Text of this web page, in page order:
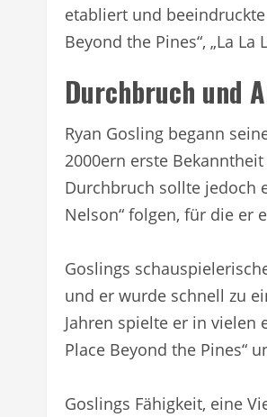
etabliert und
Beyond the Pines“, „La La
Durchbruch und
Ryan Gosling begann
2000ern erste
Durchbruch sollte jedoch
Nelson“ folgen, für die er
Goslings
und er wurde schnell zu
Jahren spielte er in vielen
Place Beyond the Pines“
Goslings Fähigkeit, eine